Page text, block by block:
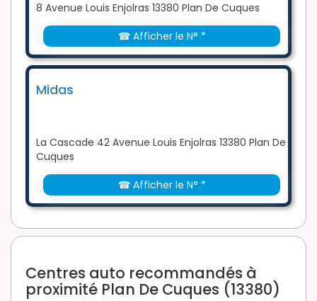
8 Avenue Louis Enjolras 13380 Plan De Cuques
☎ Afficher le N° *
Midas
La Cascade 42 Avenue Louis Enjolras 13380 Plan De
Cuques
☎ Afficher le N° *
Centres auto recommandés à
proximité Plan De Cuques (13380)